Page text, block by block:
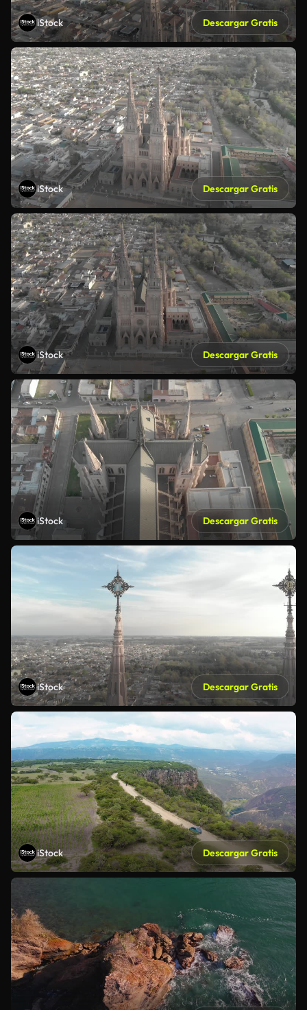
iStock Descargar Gratis
iStock Descargar Gratis
iStock Descargar Gratis
iStock Descargar Gratis
iStock Descargar Gratis
iStock Descargar Gratis